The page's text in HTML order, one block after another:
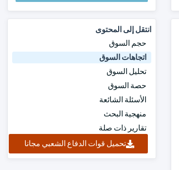
انتقل إلى المحتوى
حجم السوق
اتجاهات السوق
تحليل السوق
حصة السوق
الأسئلة الشائعة
منهجية البحث
تقارير ذات صلة
تحميل قوات الدفاع الشعبي مجانا